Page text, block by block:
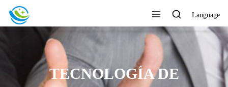
Language
TECNOLOGÍA DE